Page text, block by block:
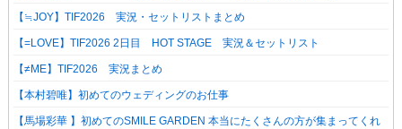
【≒JOY】TIF2026 実況・セットリストまとめ
【=LOVE】TIF2026 2日目 HOT STAGE 実況＆セットリスト
【≠ME】TIF2026 実況まとめ
【本村碧唯】初めてのウェディングのお仕事
【馬場彩華 】初めてのSMILE GARDEN 本当にたくさんの方が集まってくれ